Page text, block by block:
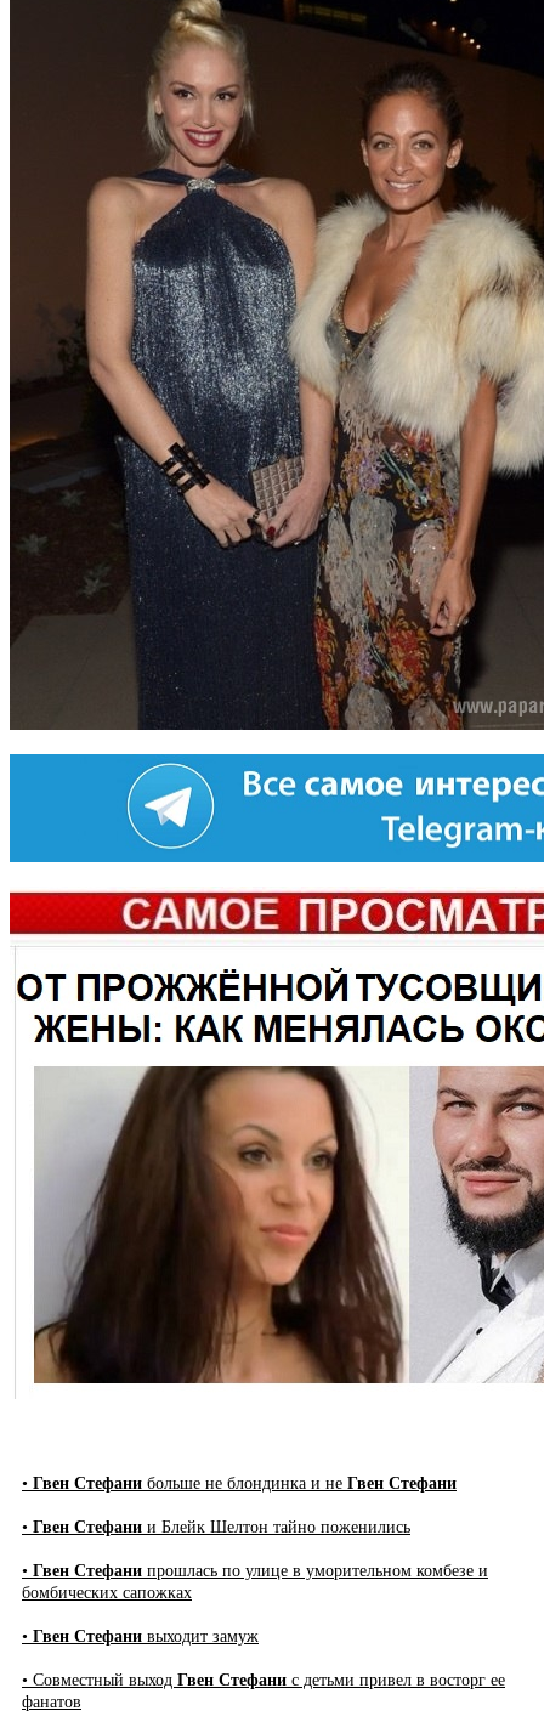
• Гвен Стефани больше не блондинка и не Гвен Стефани
• Гвен Стефани и Блейк Шелтон тайно поженились
• Гвен Стефани прошлась по улице в уморительном комбезе и
бомбических сапожках
• Гвен Стефани выходит замуж
• Совместный выход Гвен Стефани с детьми привел в восторг ее
фанатов